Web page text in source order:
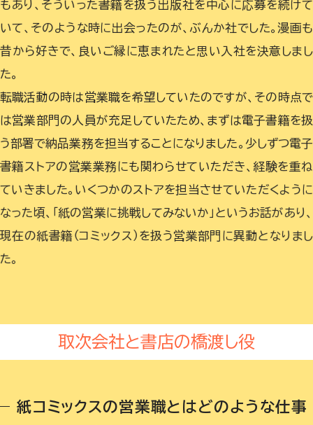
もあり、そういった書籍を扱う出版社を中心に応募を続けて
いて、そのような時に出会ったのが、ぶんか社でした。漫画も
昔から好きで、良いご縁に恵まれたと思い入社を決意しまし
た。
転職活動の時は営業職を希望していたのですが、その時点で
は営業部門の人員が充足していたため、まずは電子書籍を扱
う部署で納品業務を担当することになりました。少しずつ電子
書籍ストアの営業業務にも関わらせていただき、経験を重ね
ていきました。いくつかのストアを担当させていただくように
なった頃、「紙の営業に挑戦してみないか」というお話があり、
現在の紙書籍（コミックス）を扱う営業部門に異動となりまし
た。
取次会社と書店の橋渡し役
紙コミックスの営業職とはどのような仕事